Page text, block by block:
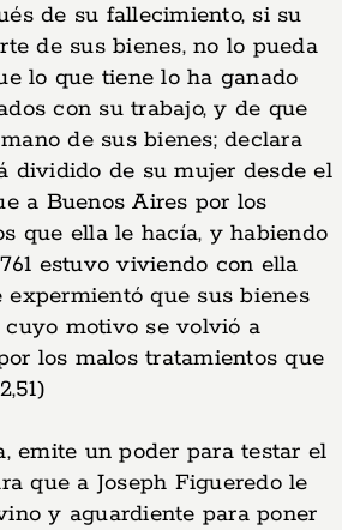
de su fallecimiento, si su
de sus bienes, no lo pueda
lo que tiene lo ha ganado
con su trabajo, y de que
de sus bienes; declara
dividido de su mujer desde el
a Buenos Aires por los
que ella le hacía, y habiendo
estuvo viviendo con ella
expermientó que sus bienes
motivo se volvió a
los malos tratamientos que
emite un poder para testar el
que a Joseph Figueredo le
y aguardiente para poner